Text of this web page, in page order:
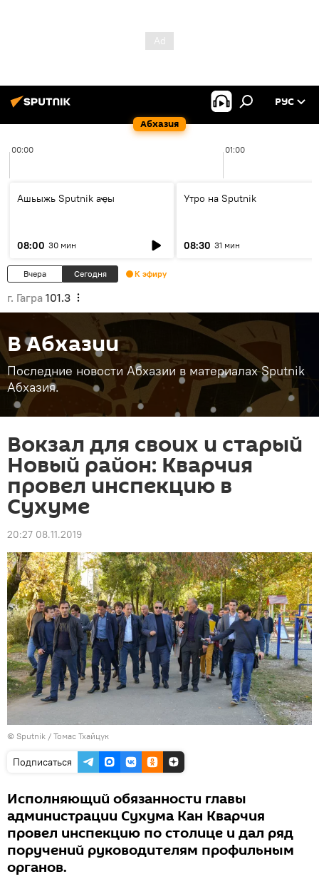
Абхазия
РУС
00:00 01:00
Ашьыжь Sputnik аҿы
08:00 30 мин
Утро на Sputnik
08:30 31 мин
Вчера Сегодня К эфиру
г. Гагра 101.3
В Абхазии
Последние новости Абхазии в материалах Sputnik
Абхазия.
Вокзал для своих и старый
Новый район: Кварчия
провел инспекцию в
Сухуме
20:27 08.11.2019
© Sputnik / Томас Тхайцук
Подписаться
Исполняющий обязанности главы
администрации Сухума Кан Кварчия
провел инспекцию по столице и дал ряд
поручений руководителям профильным
органов.